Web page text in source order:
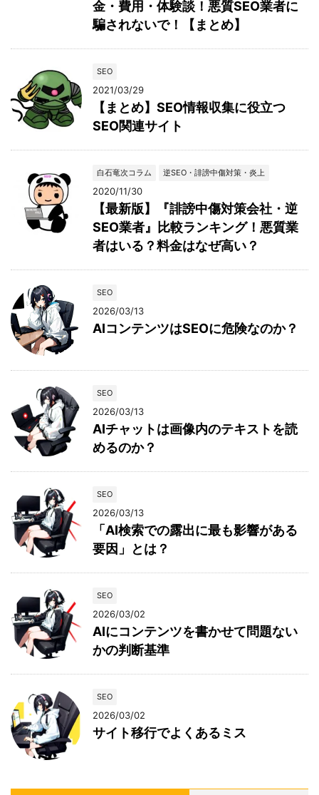
金・費用・体験談！悪質SEO業者に
騙されないで！【まとめ】
SEO
2021/03/29
【まとめ】SEO情報収集に役立つ
SEO関連サイト
白石竜次コラム 逆SEO・誹謗中傷対策・炎上
2020/11/30
【最新版】『誹謗中傷対策会社・逆
SEO業者』比較ランキング！悪質業
者はいる？料金はなぜ高い？
SEO
2026/03/13
AIコンテンツはSEOに危険なのか？
SEO
2026/03/13
AIチャットは画像内のテキストを読
めるのか？
SEO
2026/03/13
「AI検索での露出に最も影響がある
要因」とは？
SEO
2026/03/02
AIにコンテンツを書かせて問題ない
かの判断基準
SEO
2026/03/02
サイト移行でよくあるミス